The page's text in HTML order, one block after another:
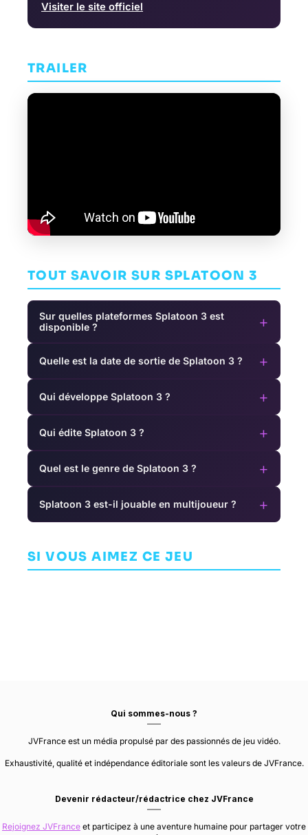
Visiter le site officiel
TRAILER
TOUT SAVOIR SUR SPLATOON 3
Sur quelles plateformes Splatoon 3 est
disponible ?
+
Quelle est la date de sortie de Splatoon 3 ? +
Qui développe Splatoon 3 ? +
Qui édite Splatoon 3 ? +
Quel est le genre de Splatoon 3 ? +
Splatoon 3 est-il jouable en multijoueur ? +
SI VOUS AIMEZ CE JEU
SUPERMASSIVE
INDÉPENDANT
Qui sommes-nous ?
JVFrance est un média propulsé par des passionnés de jeu vidéo.
Exhaustivité, qualité et indépendance éditoriale sont les valeurs de JVFrance.
Devenir rédacteur/rédactrice chez JVFrance
Rejoignez JVFrance et participez à une aventure humaine pour partager votre